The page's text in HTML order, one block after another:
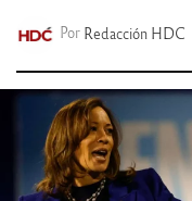
Por Redacción HDC